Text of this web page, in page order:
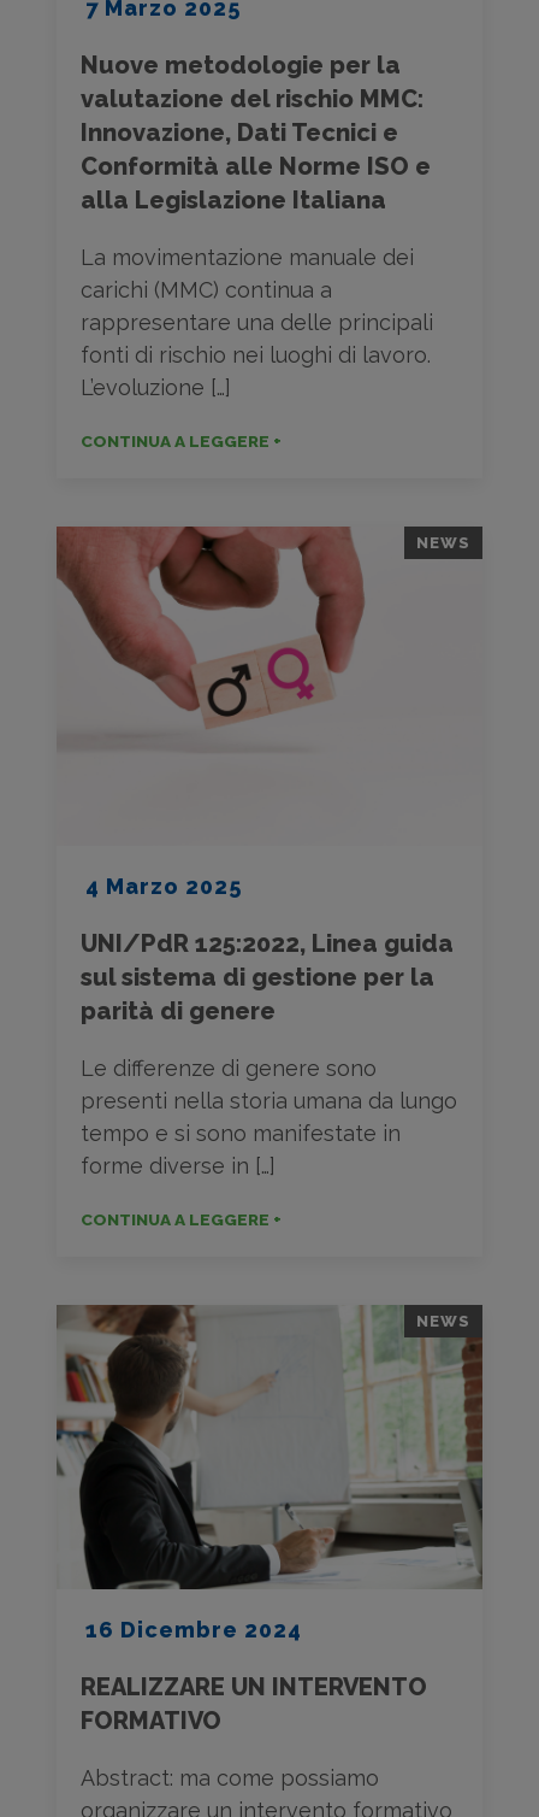
7 Marzo 2025
Nuove metodologie per la
valutazione del rischio MMC:
Innovazione, Dati Tecnici e
Conformità alle Norme ISO e
alla Legislazione Italiana
La movimentazione manuale dei
carichi (MMC) continua a
rappresentare una delle principali
fonti di rischio nei luoghi di lavoro.
L’evoluzione […]
CONTINUA A LEGGERE +
4 Marzo 2025
NEWS
UNI/PdR 125:2022, Linea guida
sul sistema di gestione per la
parità di genere
Le differenze di genere sono
presenti nella storia umana da lungo
tempo e si sono manifestate in
forme diverse in […]
CONTINUA A LEGGERE +
16 Dicembre 2024
NEWS
REALIZZARE UN INTERVENTO
FORMATIVO
Abstract: ma come possiamo
organizzare un intervento formativo